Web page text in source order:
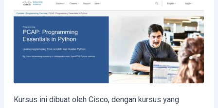
Kursus ini dibuat oleh Cisco, dengan kursus yang